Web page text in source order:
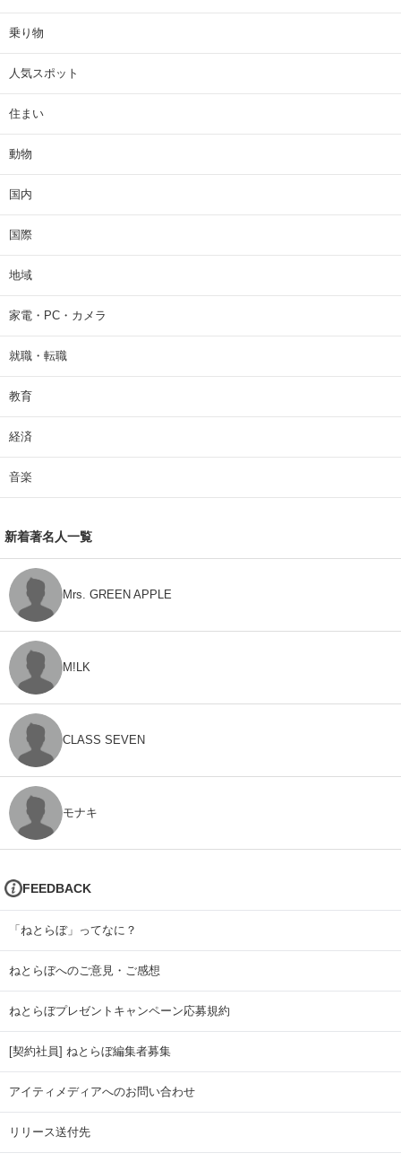
乗り物
人気スポット
住まい
動物
国内
国際
地域
家電・PC・カメラ
就職・転職
教育
経済
音楽
新着著名人一覧
Mrs. GREEN APPLE
M!LK
CLASS SEVEN
モナキ
FEEDBACK
「ねとらぼ」ってなに？
ねとらぼへのご意見・ご感想
ねとらぼプレゼントキャンペーン応募規約
[契約社員] ねとらぼ編集者募集
アイティメディアへのお問い合わせ
リリース送付先